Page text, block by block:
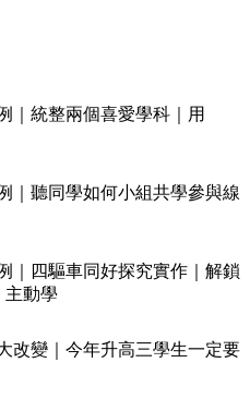
｜統整兩個喜愛學科｜用
｜聽同學如何小組共學參與線
｜四驅車同好探究實作｜解鎖
主動學
改變｜今年升高三學生一定要